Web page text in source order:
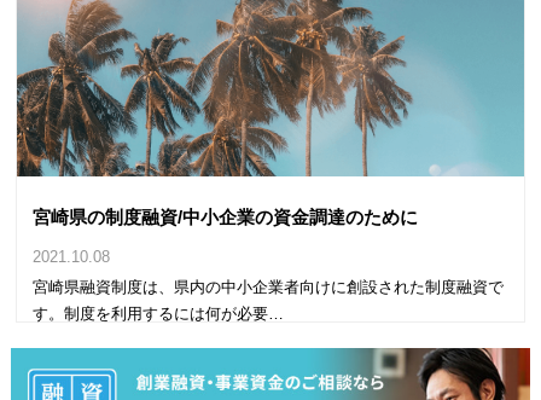
宮崎県の制度融資/中小企業の資金調達のために
2021.10.08
宮崎県融資制度は、県内の中小企業者向けに創設された制度融資で
す。制度を利用するには何が必要…